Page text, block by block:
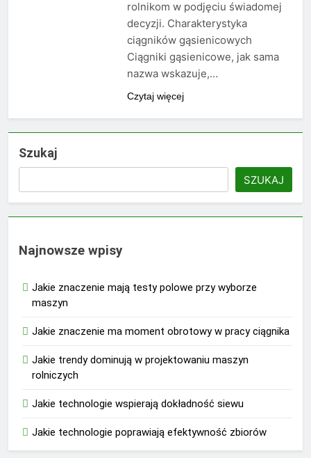
rolnikom w podjęciu świadomej
decyzji. Charakterystyka
ciągników gąsienicowych
Ciągniki gąsienicowe, jak sama
nazwa wskazuje,…
Czytaj więcej
Szukaj
SZUKAJ
Najnowsze wpisy
Jakie znaczenie mają testy polowe przy wyborze
maszyn
Jakie znaczenie ma moment obrotowy w pracy ciągnika
Jakie trendy dominują w projektowaniu maszyn
rolniczych
Jakie technologie wspierają dokładność siewu
Jakie technologie poprawiają efektywność zbiorów